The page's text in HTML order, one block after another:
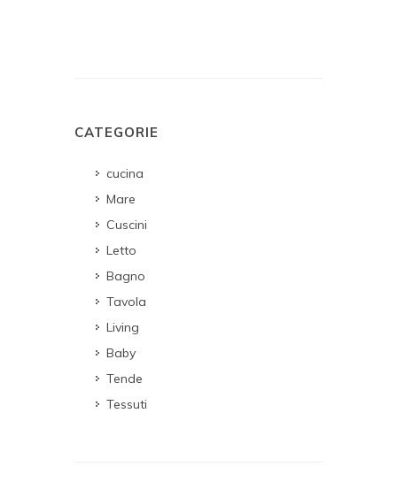
CATEGORIE
cucina
Mare
Cuscini
Letto
Bagno
Tavola
Living
Baby
Tende
Tessuti